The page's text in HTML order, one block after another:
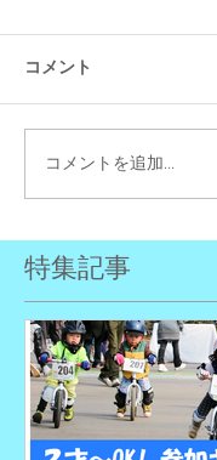
コメント
コメントを追加…
特集記事